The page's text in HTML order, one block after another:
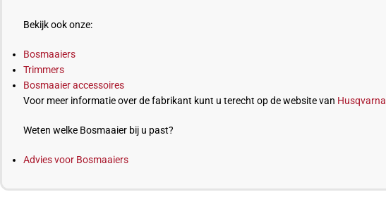
Bekijk ook onze:
Bosmaaiers
Trimmers
Bosmaaier accessoires
Voor meer informatie over de fabrikant kunt u terecht op de website van Husqvarna
Weten welke Bosmaaier bij u past?
Advies voor Bosmaaiers